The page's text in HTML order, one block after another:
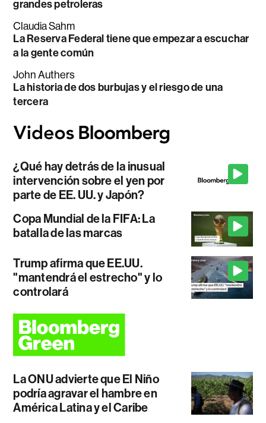
grandes petroleras
Claudia Sahm
La Reserva Federal tiene que empezar a escuchar
a la gente común
John Authers
La historia de dos burbujas y el riesgo de una
tercera
¿Qué hay detrás de la inusual
intervención sobre el yen por
parte de EE. UU. y Japón?
Copa Mundial de la FIFA: La
batalla de las marcas
Trump afirma que EE.UU.
"mantendrá el estrecho" y lo
controlará
La ONU advierte que El Niño
podría agravar el hambre en
América Latina y el Caribe